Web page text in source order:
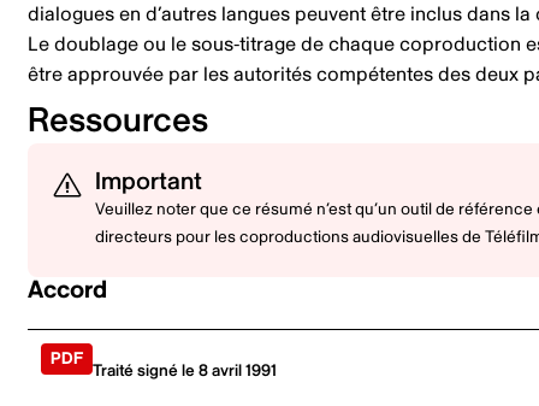
dialogues en d’autres langues peuvent être inclus dans
Le doublage ou le sous-titrage de chaque coproduction
être approuvée par les autorités compétentes des deux
Ressources
Important
Veuillez noter que ce résumé n’est qu’un outil de
directeurs pour les coproductions audiovisuelles de
Accord
Traité signé le 8 avril 1991